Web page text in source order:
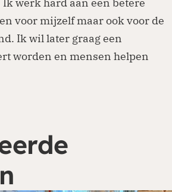
werk hard aan een betere
voor mijzelf maar ook voor de
Ik wil later graag een
worden en mensen helpen